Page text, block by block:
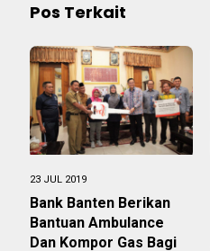
Pos Terkait
23 JUL 2019
Bank Banten Berikan
Bantuan Ambulance
Dan Kompor Gas Bagi